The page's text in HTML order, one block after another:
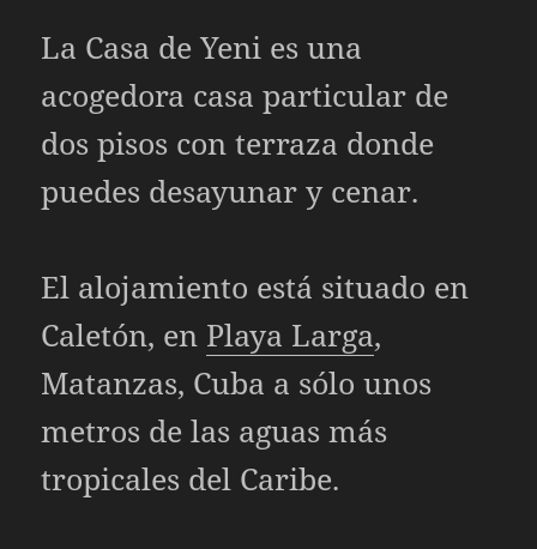
La Casa de Yeni es una
acogedora casa particular de
dos pisos con terraza donde
puedes desayunar y cenar.
El alojamiento está situado en
Caletón, en Playa Larga,
Matanzas, Cuba a sólo unos
metros de las aguas más
tropicales del Caribe.